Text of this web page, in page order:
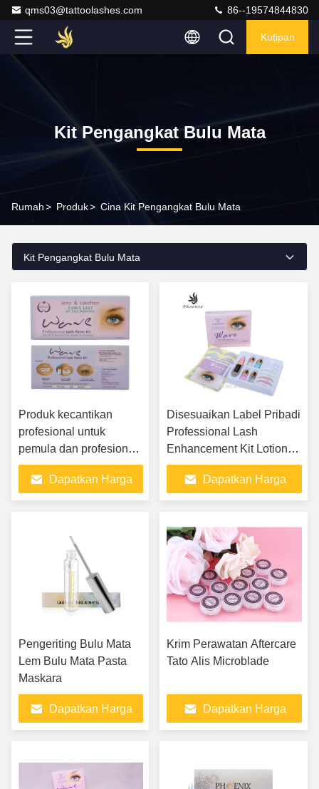
qms03@tattoolashes.com 86--19574844830
Kutipan
Kit Pengangkat Bulu Mata
Rumah> Produk> Cina Kit Pengangkat Bulu Mata
Kit Pengangkat Bulu Mata
Produk kecantikan
profesional untuk
pemula dan profesional
Cysteamine Eyelash Lift
Brow Lift Eyelash Lift Kit
Dapatkan Harga
Disesuaikan Label Pribadi
Professional Lash
Enhancement Kit Lotion
Vegan Lash Enhancement
Kit Lash Perm Kit Dengan
Alat Baru
Dapatkan Harga
Pengeriting Bulu Mata
Lem Bulu Mata Pasta
Maskara
Dapatkan Harga
Krim Perawatan Aftercare
Tato Alis Microblade
Dapatkan Harga